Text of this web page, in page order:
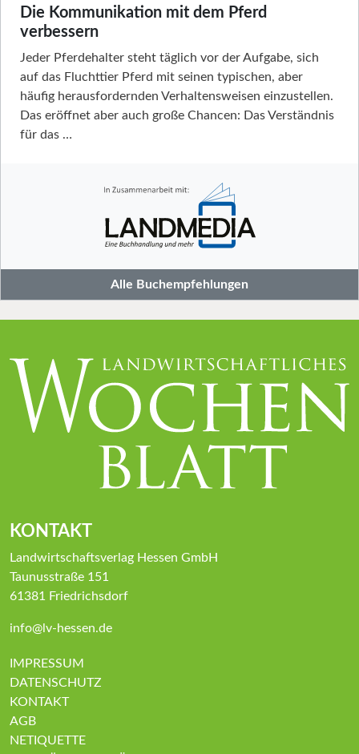
Die Kommunikation mit dem Pferd
verbessern
Jeder Pferdehalter steht täglich vor der Aufgabe, sich
auf das Fluchttier Pferd mit seinen typischen, aber
häufig herausfordernden Verhaltensweisen einzustellen.
Das eröffnet aber auch große Chancen: Das Verständnis
für das …
Alle Buchempfehlungen
KONTAKT
Landwirtschaftsverlag Hessen GmbH
Taunusstraße 151
61381 Friedrichsdorf
info@lv-hessen.de
IMPRESSUM
DATENSCHUTZ
KONTAKT
AGB
NETIQUETTE